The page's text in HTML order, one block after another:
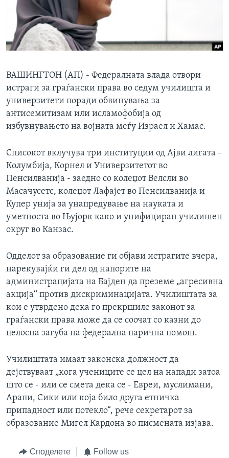
ИНТЕРВЈУА
Јазици
ВАШИНГТОН (АП) - Федералната влада отвори
истраги за граѓански права во седум училишта и
универзитети поради обвинувања за
антисемитизам или исламофобија од
избувнувањето на војната меѓу Израел и Хамас.
Списокот вклучува три институции од Ајви лигата -
Колумбија, Корнел и Универзитетот во
Пенсилванија - заедно со колеџот Велсли во
Масачусетс, колеџот Лафајет во Пенсилванија и
Купер унија за унапредување на науката и
уметноста во Њујорк како и унифициран училишен
округ во Канзас.
Одделот за образование ги објави истрагите вчера,
нарекувајќи ги дел од напорите на
администрацијата на Бајден да преземе „агресивна
акција“ против дискриминацијата. Училиштата за
кои е утврдено дека го прекршиле законот за
граѓански права може да се соочат со казни до
целосна загуба на федерална парична помош.
Училиштата имаат законска должност да
дејствуваат „кога учениците се цел на напади затоа
што се - или се смета дека се - Евреи, муслимани,
Арапи, Сики или која било друга етничка
припадност или потекло“, рече секретарот за
образование Мигел Кардона во писмената изјава.
Споделете Follow us